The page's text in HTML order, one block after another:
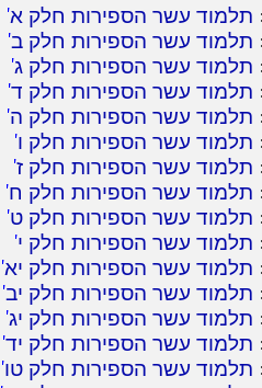
תלמוד עשר הספירות חלק א'
תלמוד עשר הספירות חלק ב'
תלמוד עשר הספירות חלק ג'
תלמוד עשר הספירות חלק ד'
תלמוד עשר הספירות חלק ה'
תלמוד עשר הספירות חלק ו'
תלמוד עשר הספירות חלק ז'
תלמוד עשר הספירות חלק ח'
תלמוד עשר הספירות חלק ט'
תלמוד עשר הספירות חלק י'
תלמוד עשר הספירות חלק יא'
תלמוד עשר הספירות חלק יב'
תלמוד עשר הספירות חלק יג'
תלמוד עשר הספירות חלק יד'
תלמוד עשר הספירות חלק טו'